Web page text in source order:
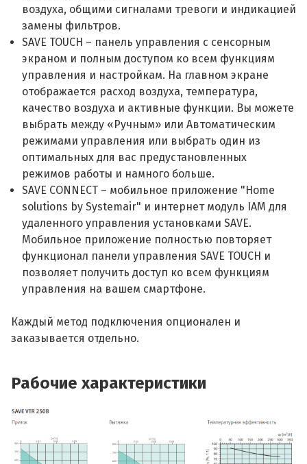
воздуха, общими сигналами тревоги и индикацией
замены фильтров.
SAVE TOUCH – панель управления с сенсорным
экраном и полным доступом ко всем функциям
управления и настройкам. На главном экране
отображается расход воздуха, температура,
качество воздуха и активные функции. Вы можете
выбрать между «Ручным» или Автоматическим
режимами управления или выбрать один из
оптимальных для вас предустановленных
режимов работы и намного больше.
SAVE CONNECT – мобильное приложение "Home
solutions by Systemair" и интернет модуль IAM для
удаленного управления установками SAVE.
Мобильное приложение полностью повторяет
функционал панели управления SAVE TOUCH и
позволяет получить доступ ко всем функциям
управления на вашем смартфоне.
Каждый метод подключения опционален и
заказывается отдельно.
Рабочие характеристики